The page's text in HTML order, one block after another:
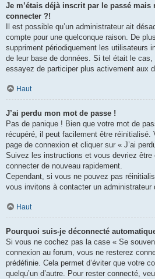
Je m’étais déjà inscrit par le passé mais
connecter ?!
Il est possible qu’un administrateur ait
compte pour une quelconque raison. De
suppriment périodiquement les utilisateurs
de leur base de données. Si tel était le
essayez de participer plus activement aux
Haut
J’ai perdu mon mot de passe !
Pas de panique ! Bien que votre mot de
récupéré, il peut facilement être réinitialisé.
page de connexion et cliquer sur « J’ai
Suivez les instructions et vous devriez être
connecter de nouveau rapidement.
Cependant, si vous ne pouvez pas
vous invitons à contacter un administrateur
Haut
Pourquoi suis-je déconnecté
Si vous ne cochez pas la case « Se
connexion au forum, vous ne resterez
prédéfinie. Cela permet d’éviter que votre
quelqu’un d’autre. Pour rester connecté,